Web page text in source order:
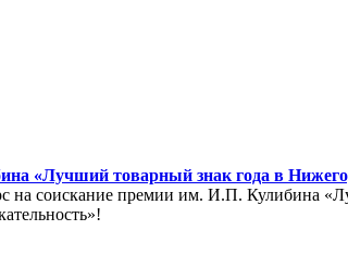
«Лучший товарный знак года в
на соискание премии им. И.П. Кулибина